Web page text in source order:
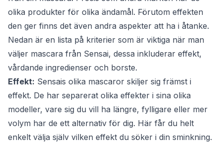
olika produkter för olika ändamål. Förutom effekten
den ger finns det även andra aspekter att ha i åtanke.
Nedan är en lista på kriterier som är viktiga när man
väljer mascara från Sensai, dessa inkluderar effekt,
vårdande ingredienser och borste.
Effekt: Sensais olika mascaror skiljer sig främst i
effekt. De har separerat olika effekter i sina olika
modeller, vare sig du vill ha längre, fylligare eller mer
volym har de ett alternativ för dig. Här får du helt
enkelt välja själv vilken effekt du söker i din sminkning.